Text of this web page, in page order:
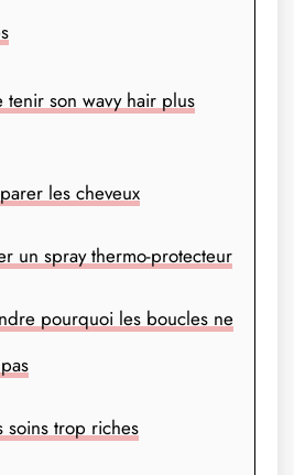
tenir son wavy hair plus
les cheveux
un spray thermo-protecteur
pourquoi les boucles ne
soins trop riches